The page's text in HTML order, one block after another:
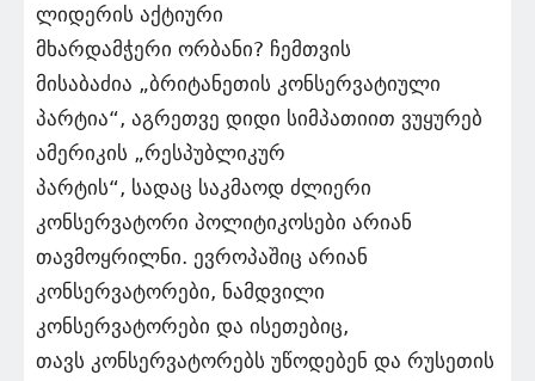
ლიდერის აქტიური
მხარდამჭერი ორბანი? ჩემთვის
მისაბაძია „ბრიტანეთის კონსერვატიული
პარტია“, აგრეთვე დიდი სიმპათიით ვუყურებ
ამერიკის „რესპუბლიკურ
პარტის“, სადაც საკმაოდ ძლიერი
კონსერვატორი პოლიტიკოსები არიან
თავმოყრილნი. ევროპაშიც არიან
კონსერვატორები, ნამდვილი
კონსერვატორები და ისეთებიც,
თავს კონსერვატორებს უწოდებენ და რუსეთის